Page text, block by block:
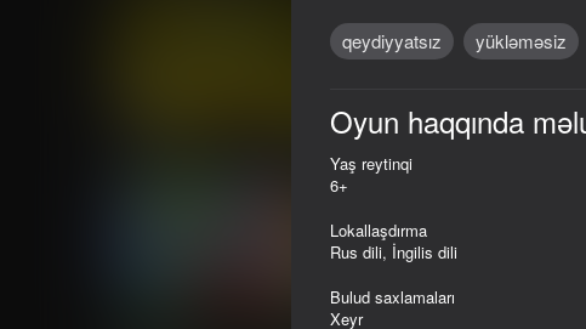
41
Shadow Slash: Ninja
65
qeydiyyatsız yükləməsiz
Oyun haqqında
Yaş reytinqi
6+
Lokallaşdırma
Rus dili, İngilis dili
Bulud saxlamaları
Xeyr